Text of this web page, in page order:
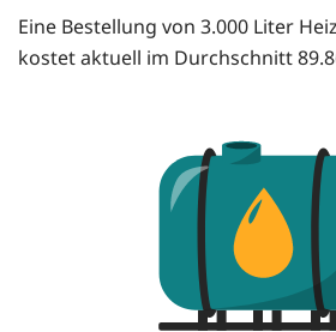
Eine Bestellung von 3.000 Liter
kostet aktuell im Durchschnitt